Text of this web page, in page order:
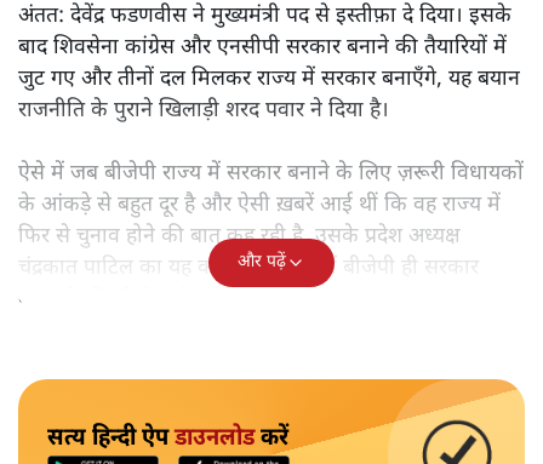
अंतत: देवेंद्र फडणवीस ने मुख्यमंत्री पद से इस्तीफ़ा दे दिया। इसके
बाद शिवसेना कांग्रेस और एनसीपी सरकार बनाने की तैयारियों में
जुट गए और तीनों दल मिलकर राज्य में सरकार बनाएँगे, यह बयान
राजनीति के पुराने खिलाड़ी शरद पवार ने दिया है।
ऐसे में जब बीजेपी राज्य में सरकार बनाने के लिए ज़रूरी विधायकों
के आंकड़े से बहुत दूर है और ऐसी ख़बरें आई थीं कि वह राज्य में
फिर से चुनाव होने की बात कह रही है, उसके प्रदेश अध्यक्ष
चंद्रकात पाटिल का यह कहना कि राज्य में बीजेपी ही सरकार
बनाएगी, किसी के गले नहीं उतर रहा है।
और पढ़ें
सत्य हिन्दी ऐपडाउनलोडकरें